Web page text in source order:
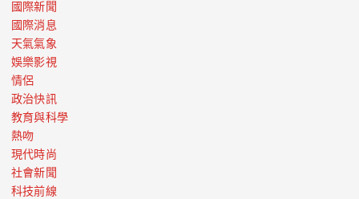
國際新聞
國際消息
天氣氣象
娛樂影視
情侶
政治快訊
教育與科學
熱吻
現代時尚
社會新聞
科技前線